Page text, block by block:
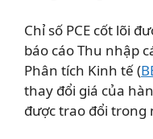
Chỉ số PCE cốt lõi
báo cáo Thu nhập
Phân tích Kinh tế (
thay đổi giá của
được trao đổi trong